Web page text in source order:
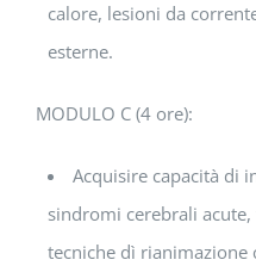
calore, lesioni da
esterne.
MODULO C (4 ore):
Acquisire capacità di
sindromi cerebrali
tecniche dì